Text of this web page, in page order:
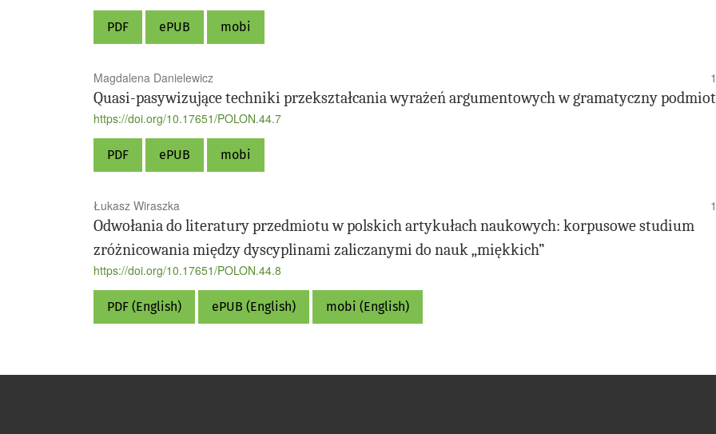
PDF ePUB mobi
Magdalena Danielewicz
Quasi-pasywizujące techniki przekształcania wyrażeń argumentowych w gramatyczny podmiot
https://doi.org/10.17651/POLON.44.7
PDF ePUB mobi
Łukasz Wiraszka
Odwołania do literatury przedmiotu w polskich artykułach naukowych: korpusowe studium
zróżnicowania między dyscyplinami zaliczanymi do nauk „miękkich”
https://doi.org/10.17651/POLON.44.8
PDF (English) ePUB (English) mobi (English)